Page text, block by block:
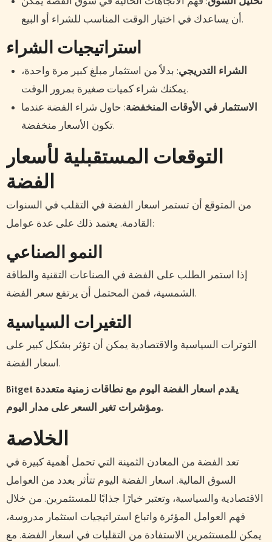
أن يساعدك في اختيار الوقت المناسب للشراء أو البيع.
استراتيجيات الشراء
الشراء التدريجي: بدلاً من استثمار مبلغ كبير مرة واحدة،
يمكنك شراء كميات صغيرة بمرور الوقت.
الاستثمار في الأوقات المنخفضة: حاول شراء الفضة عندما
تكون الأسعار منخفضة.
التوقعات المستقبلية لأسعار
الفضة
من المتوقع أن تستمر اسعار الفضة في التقلب في السنوات
القادمة. يعتمد ذلك على عدة عوامل:
النمو الصناعي
إذا استمر الطلب على الفضة في الصناعات التقنية والطاقة
الشمسية، فمن المحتمل أن يرتفع سعر الفضة.
التغيرات السياسية
التوترات السياسية والاقتصادية يمكن أن تؤثر بشكل كبير على
اسعار الفضة.
Bitget يقدم اسعار الفضة اليوم مع نطاقات زمنية متعددة
ومؤشرات تغير السعر على مدار اليوم.
الخلاصة
تعد الفضة من المعادن الثمينة التي تحمل أهمية كبيرة في
السوق المالية. اسعار الفضة اليوم تتأثر بعدد من العوامل
الاقتصادية والسياسية، وتعتبر خيارًا جذابًا للمستثمرين. من خلال
فهم العوامل المؤثرة واتباع استراتيجيات استثمار مدروسة،
يمكن للمستثمرين الاستفادة من التقلبات في اسعار الفضة. مع